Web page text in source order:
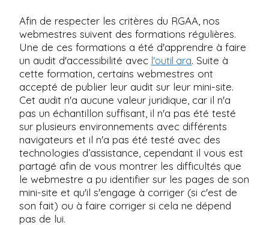
Afin de respecter les critères du RGAA, nos
webmestres suivent des formations régulières.
Une de ces formations a été d'apprendre à faire
un audit d'accessibilité avec l'outil ara. Suite à
cette formation, certains webmestres ont
accepté de publier leur audit sur leur mini-site.
Cet audit n'a aucune valeur juridique, car il n'a
pas un échantillon suffisant, il n'a pas été testé
sur plusieurs environnements avec différents
navigateurs et il n'a pas été testé avec des
technologies d’assistance, cependant il vous est
partagé afin de vous montrer les difficultés que
le webmestre a pu identifier sur les pages de son
mini-site et qu'il s'engage à corriger (si c'est de
son fait) ou à faire corriger si cela ne dépend
pas de lui.